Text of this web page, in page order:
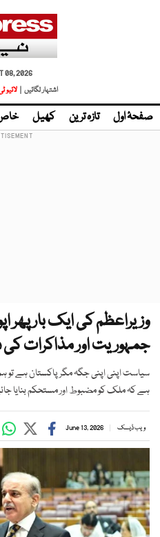
08, 2026
اشتہار لگائیں |
لائیو
صفحۂ اول تازہ ترین کھیل
وزیراعظم کی ایک بار پھر
جمہوریت اور مذاکرات
سیاست اپنی اپنی جگہ مگر پاکستان ہے تو
ہے کہ ملک کو مضبوط اور مستحکم بنایا
ویب ڈیسک June 13, 2026